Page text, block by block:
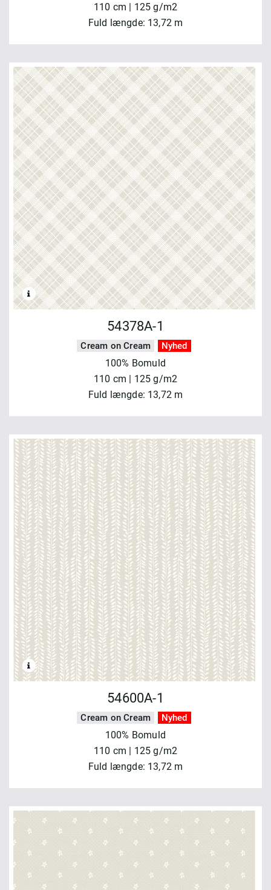
110 cm | 125 g/m2
Fuld længde: 13,72 m
54378A-1
Cream on Cream Nyhed
100% Bomuld
110 cm | 125 g/m2
Fuld længde: 13,72 m
54600A-1
Cream on Cream Nyhed
100% Bomuld
110 cm | 125 g/m2
Fuld længde: 13,72 m